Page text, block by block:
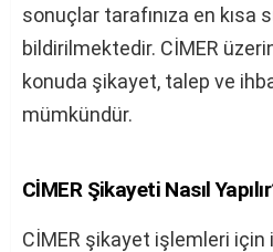
sonuçlar tarafınıza en kısa
bildirilmektedir. CİMER
konuda şikayet, talep ve
mümkündür.
CİMER Şikayeti Nasıl
CİMER şikayet işlemleri